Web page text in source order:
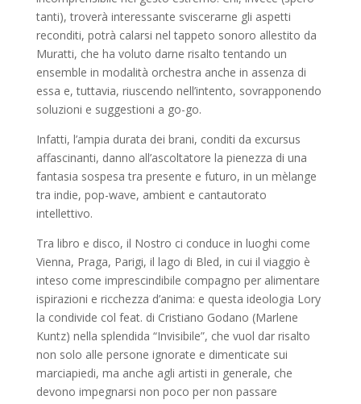
tanti), troverà interessante sviscerarne gli aspetti
reconditi, potrà calarsi nel tappeto sonoro allestito da
Muratti, che ha voluto darne risalto tentando un
ensemble in modalità orchestra anche in assenza di
essa e, tuttavia, riuscendo nell’intento, sovrapponendo
soluzioni e suggestioni a go-go.
Infatti, l’ampia durata dei brani, conditi da excursus
affascinanti, danno all’ascoltatore la pienezza di una
fantasia sospesa tra presente e futuro, in un mèlange
tra indie, pop-wave, ambient e cantautorato
intellettivo.
Tra libro e disco, il Nostro ci conduce in luoghi come
Vienna, Praga, Parigi, il lago di Bled, in cui il viaggio è
inteso come imprescindibile compagno per alimentare
ispirazioni e ricchezza d’anima: e questa ideologia Lory
la condivide col feat. di Cristiano Godano (Marlene
Kuntz) nella splendida “Invisibile”, che vuol dar risalto
non solo alle persone ignorate e dimenticate sui
marciapiedi, ma anche agli artisti in generale, che
devono impegnarsi non poco per non passare